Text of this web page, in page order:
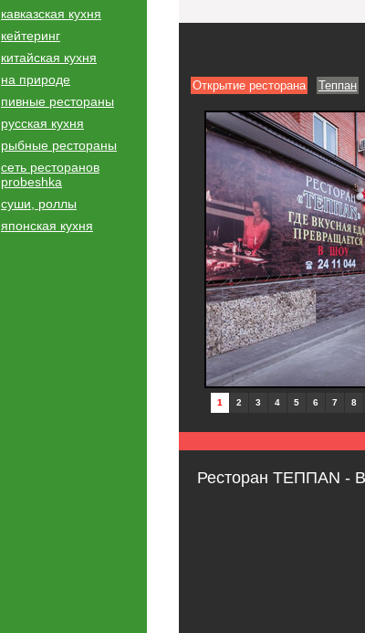
кавказская кухня
кейтеринг
китайская кухня
на природе
пивные рестораны
русская кухня
рыбные рестораны
сеть ресторанов
probeshka
суши, роллы
японская кухня
Открытие ресторана Теппан
1 2 3 4 5 6 7 8
Ресторан ТЕППАN -